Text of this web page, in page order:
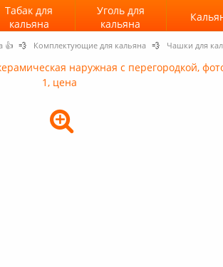
Табак для
кальяна
Уголь для
кальяна
👍 💨 Комплектующие для кальяна 💨 Чашки для